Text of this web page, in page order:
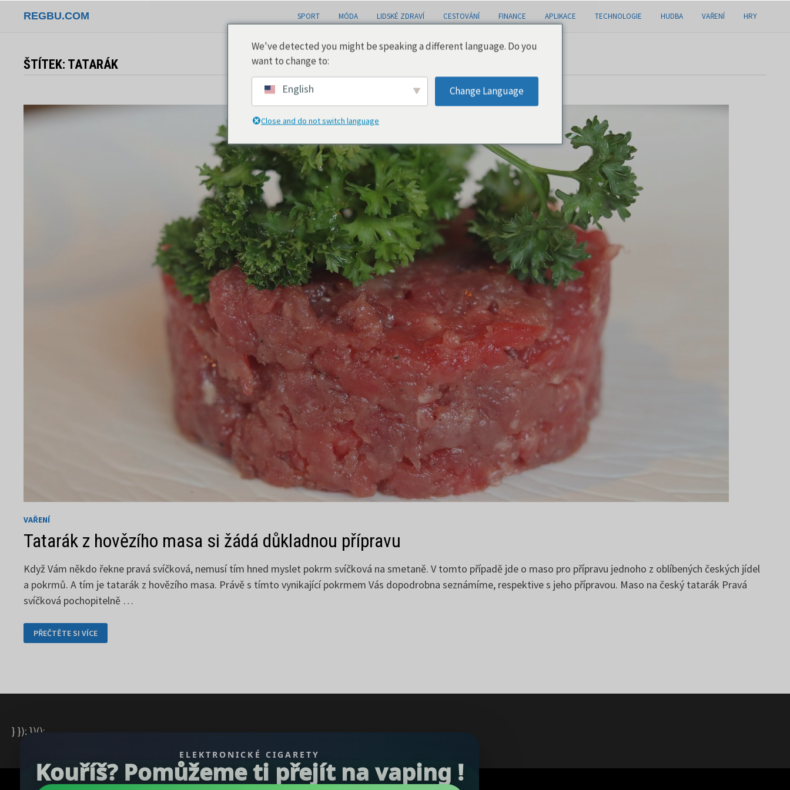
REGBU.COM SPORT MÓDA LIDSKÉ ZDRAVÍ CESTOVÁNÍ FINANCE APLIKACE TECHNOLOGIE HUDBA VAŘENÍ HRY
ŠTÍTEK: TATARÁK
VAŘENÍ
Tatarák z hovězího masa si žádá důkladnou přípravu
Když Vám někdo řekne pravá svíčková, nemusí tím hned myslet pokrm svíčková na smetaně. V tomto případě jde o maso pro přípravu jednoho z oblíbených českých jídel
a pokrmů. A tím je tatarák z hovězího masa. Právě s tímto vynikající pokrmem Vás dopodrobna seznámíme, respektive s jeho přípravou. Maso na český tatarák Pravá
svíčková pochopitelně …
TATARÁK
Z
HOVĚZÍHO
PŘEČTĚTE SI VÍCE
ELEKTRONICKÉ CIGARETY
Kouříš? Pomůžeme ti přejít na vaping !
} }); })();
Copyright © 2026REGBU.COM.
We've detected you might be speaking a different language. Do you
want to change to:
English Change Language
Close and do not switch language